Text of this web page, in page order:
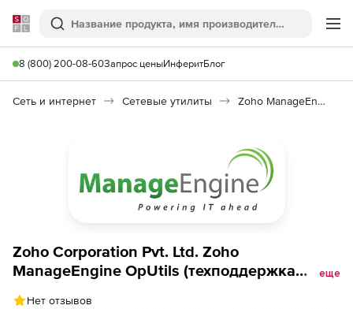
Softline
Поиск
8 (800) 200-08-60Запрос ценыИнферитБлог
Сеть и интернет Сетевые утилиты Zoho ManageEngine OpUtils
Zoho Corporation Pvt. Ltd. Zoho
ManageEngine OpUtils (техподдержка
еще
Нет отзывов